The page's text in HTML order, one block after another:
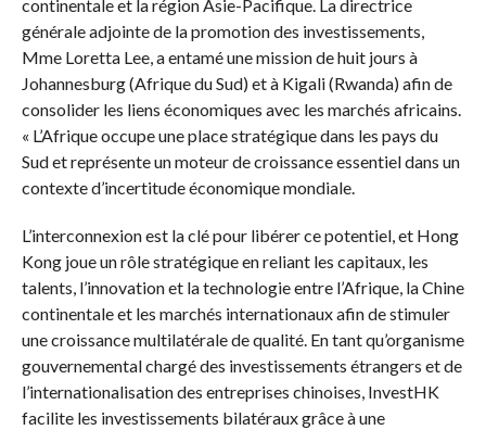
continentale et la région Asie-Pacifique. La directrice
générale adjointe de la promotion des investissements,
Mme Loretta Lee, a entamé une mission de huit jours à
Johannesburg (Afrique du Sud) et à Kigali (Rwanda) afin de
consolider les liens économiques avec les marchés africains.
« L’Afrique occupe une place stratégique dans les pays du
Sud et représente un moteur de croissance essentiel dans un
contexte d’incertitude économique mondiale.
L’interconnexion est la clé pour libérer ce potentiel, et Hong
Kong joue un rôle stratégique en reliant les capitaux, les
talents, l’innovation et la technologie entre l’Afrique, la Chine
continentale et les marchés internationaux afin de stimuler
une croissance multilatérale de qualité. En tant qu’organisme
gouvernemental chargé des investissements étrangers et de
l’internationalisation des entreprises chinoises, InvestHK
facilite les investissements bilatéraux grâce à une